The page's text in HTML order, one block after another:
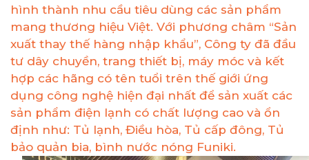
hình thành nhu cầu tiêu dùng các sản phẩm
mang thương hiệu Việt. Với phương châm “Sản
xuất thay thế hàng nhập khẩu”, Công ty đã đầu
tư dây chuyền, trang thiết bị, máy móc và kết
hợp các hãng có tên tuổi trên thế giới ứng
dụng công nghệ hiện đại nhất để sản xuất các
sản phẩm điện lạnh có chất lượng cao và ổn
định như: Tủ lạnh, Điều hòa, Tủ cấp đông, Tủ
bảo quản bia, bình nước nóng Funiki.